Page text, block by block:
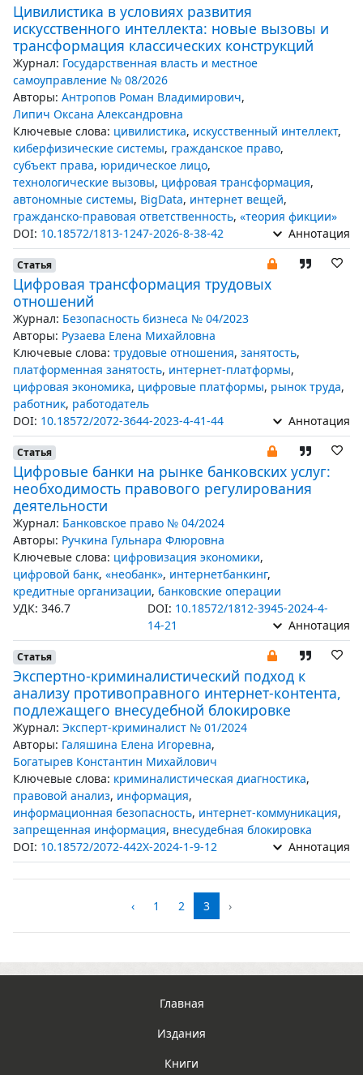
Цивилистика в условиях развития
искусственного интеллекта: новые вызовы и
трансформация классических конструкций
Журнал: Государственная власть и местное
самоуправление № 08/2026
Авторы: Антропов Роман Владимирович,
Липич Оксана Александровна
Ключевые слова: цивилистика, искусственный интеллект,
киберфизические системы, гражданское право,
субъект права, юридическое лицо,
технологические вызовы, цифровая трансформация,
автономные системы, BigData, интернет вещей,
гражданско-правовая ответственность, «теория фикции»
DOI: 10.18572/1813-1247-2026-8-38-42 Аннотация
Статья
Цифровая трансформация трудовых
отношений
Журнал: Безопасность бизнеса № 04/2023
Авторы: Рузаева Елена Михайловна
Ключевые слова: трудовые отношения, занятость,
платформенная занятость, интернет-платформы,
цифровая экономика, цифровые платформы, рынок труда,
работник, работодатель
DOI: 10.18572/2072-3644-2023-4-41-44 Аннотация
Статья
Цифровые банки на рынке банковских услуг:
необходимость правового регулирования
деятельности
Журнал: Банковское право № 04/2024
Авторы: Ручкина Гульнара Флюровна
Ключевые слова: цифровизация экономики,
цифровой банк, «необанк», интернетбанкинг,
кредитные организации, банковские операции
УДК: 346.7
DOI: 10.18572/1812-3945-2024-4-
14-21
Аннотация
Статья
Экспертно-криминалистический подход к
анализу противоправного интернет-контента,
подлежащего внесудебной блокировке
Журнал: Эксперт-криминалист № 01/2024
Авторы: Галяшина Елена Игоревна,
Богатырев Константин Михайлович
Ключевые слова: криминалистическая диагностика,
правовой анализ, информация,
информационная безопасность, интернет-коммуникация,
запрещенная информация, внесудебная блокировка
DOI: 10.18572/2072-442X-2024-1-9-12 Аннотация
‹ 1 2 3 ›
Главная
Издания
Книги